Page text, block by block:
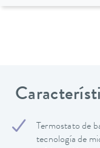
Termostato de
tecnología de